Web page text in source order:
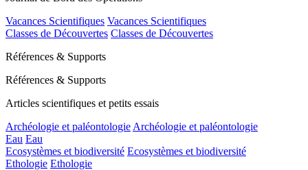
Vacances Scientifiques Vacances Scientifiques
Classes de Découvertes Classes de Découvertes
Références & Supports
Références & Supports
Articles scientifiques et petits essais
Archéologie et paléontologieArchéologie et paléontologie
Eau Eau
Ecosystèmes et biodiversité Ecosystèmes et biodiversité
Ethologie Ethologie